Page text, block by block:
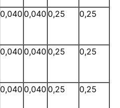
0,040 0,040 0,25 0,25
0,040 0,040 0,25 0,25
0,040 0,040 0,25 0,25